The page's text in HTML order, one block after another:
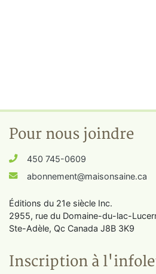
Pour nous joindre
450 745-0609
abonnement@maisonsaine.ca
Éditions du 21e siècle Inc.
2955, rue du Domaine-du-lac-
Ste-Adèle, Qc Canada J8B 3K9
Inscription à